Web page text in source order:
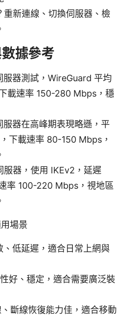
重新連線、切換伺服器、檢
據參考
服器測試，WireGuard 平均
載速率 150-280 Mbps，穩
服器在高峰期表現略遜，平
下載速率 80-150 Mbps，
服器，使用 IKEv2，延遲
率 100-220 Mbps，視地區
場景
低延遲，適合日常上網與
好、穩定，適合需要廣泛裝
斷線恢復能力佳，適合移動